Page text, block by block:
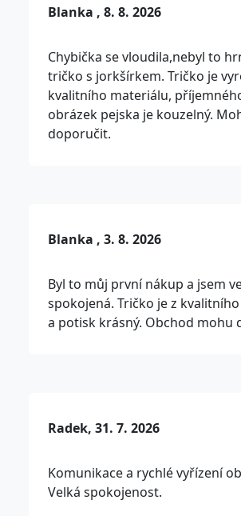
Blanka , 8. 8. 2026
Chybička se vloudila,nebyl to
tričko s jorkšírkem. Tričko je
kvalitního materiálu,
obrázek pejska je kouzelný.
doporučit.
Blanka , 3. 8. 2026
Byl to můj první nákup a jsem
spokojená. Tričko je z
a potisk krásný. Obchod mohu
Radek, 31. 7. 2026
Komunikace a rychlé vyřízení
Velká spokojenost.